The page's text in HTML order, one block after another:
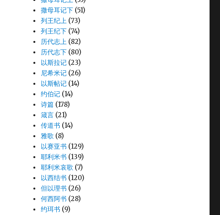
撒母耳记下 (51)
列王纪上 (73)
列王纪下 (74)
历代志上 (82)
历代志下 (80)
以斯拉记 (23)
尼希米记 (26)
以斯帖记 (14)
约伯记 (14)
诗篇 (178)
箴言 (21)
传道书 (14)
雅歌 (8)
以赛亚书 (129)
耶利米书 (139)
耶利米哀歌 (7)
以西结书 (120)
但以理书 (26)
何西阿书 (28)
约珥书 (9)